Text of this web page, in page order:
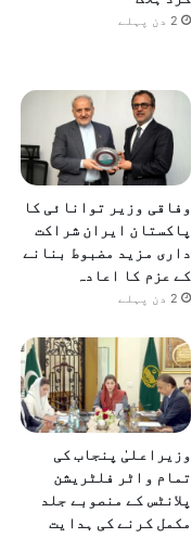
2 دن پہلے
وفاقی وزیر توانائی کا
پاکستان ایران شراکت
داری مزید مضبوط بنانے
کے عزم کا اعادہ
2 دن پہلے
وزیراعلیٰ پنجاب کی
تمام واٹر فلٹریشن
پلانٹس کے منصوبے جلد
مکمل کرنے کی ہدایت